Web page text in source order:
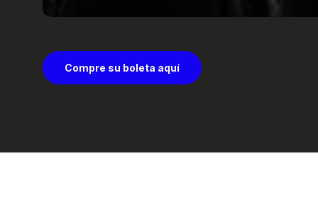
Compre su boleta aquí